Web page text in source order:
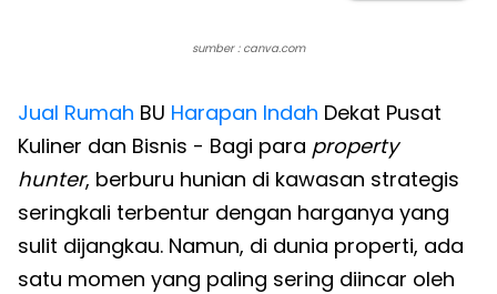
sumber : canva.com
Jual Rumah BU Harapan Indah Dekat Pusat
Kuliner dan Bisnis - Bagi para property
hunter, berburu hunian di kawasan strategis
seringkali terbentur dengan harganya yang
sulit dijangkau. Namun, di dunia properti, ada
satu momen yang paling sering diincar oleh